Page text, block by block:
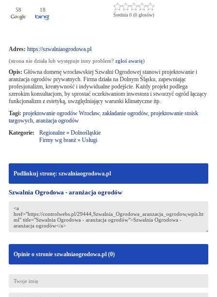
58 18
Średnia 0 (0 głosów)
Adres: https://szwalniaogrodowa.pl
(strona nie działa lub występuje inny problem? zgłoś awarię)
Opis: Główna domenę wrocławskiej Szwalni Ogrodowej stanowi projektowanie i
aranżacja ogrodów prywatnych. Firma działa na Dolnym Śląsku, zapewniając
profesjonalizm, kreatywność i indywidualne podejście. Każdy projekt podlega
szerokim konsultacjom, by sprostać oczekiwaniom inwestora i stworzyć ogród łączący
funkcjonalizm z estetyką, uwzględniający warunki klimatyczne itp.
Tagi: projektowanie ogrodów Wrocław, zakładanie ogrodów, projektowanie stoisk
targowych, aranżacja ogrodów
Kategorie:
Regionalne» Dolnośląskie
Firmy wg branż» Usługi
Podlinkuj stronę: szwalniaogrodowa.pl
Szwalnia Ogrodowa - aranżacja ogrodów
Opinie o stronie szwalniaogrodowa.pl (0)